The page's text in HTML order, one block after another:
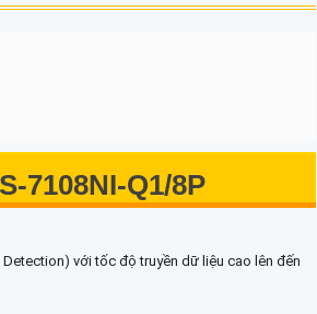
7108NI-Q1/8P
với tốc độ truyền dữ liệu cao lên đến